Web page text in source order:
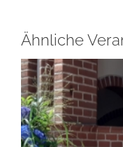
Ähnliche